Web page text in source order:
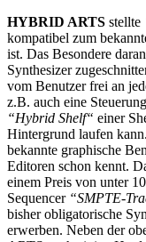
HYBRID ARTS stellte
kompatibel zum
ist. Das Besondere
Synthesizer
vom Benutzer frei an
z.B. auch eine
“Hybrid Shelf“ einer
Hintergrund laufen
bekannte graphische
Editoren schon kennt.
einem Preis von unter
Sequencer “SMPTE-
bisher obligatorische
erwerben. Neben der